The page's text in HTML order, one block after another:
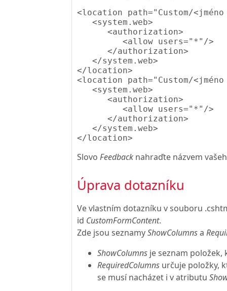
<location path="Custom/
   <system.web>
      <authorization>
         <allow users="*"/>
      </authorization>
   </system.web>
</location>
<location path="Custom/
   <system.web>
      <authorization>
         <allow users="*"/>
      </authorization>
   </system.web>
Slovo Feedback nahraďte názvem
Úprava dotazníku
Ve vlastním dotazníku v souboru
id CustomFormContent.
Zde jsou seznamyShowColumnsa
ShowColumns je seznam položek,
RequiredColumns určuje položky,
se musí nacházet i v atributu